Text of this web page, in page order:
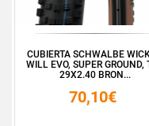
CUBIERTA SCHWALBE
WILL EVO, SUPER GROUND,
29X2.40 BRON...
70,10€